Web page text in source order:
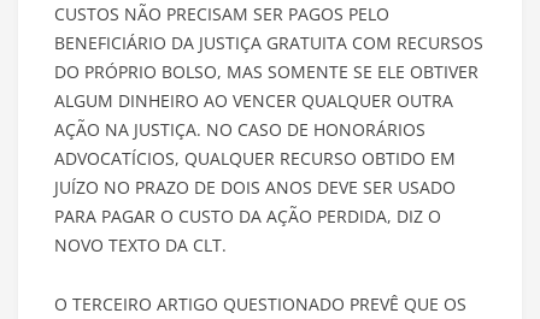
CUSTOS NÃO PRECISAM SER PAGOS PELO
BENEFICIÁRIO DA JUSTIÇA GRATUITA COM RECURSOS
DO PRÓPRIO BOLSO, MAS SOMENTE SE ELE OBTIVER
ALGUM DINHEIRO AO VENCER QUALQUER OUTRA
AÇÃO NA JUSTIÇA. NO CASO DE HONORÁRIOS
ADVOCATÍCIOS, QUALQUER RECURSO OBTIDO EM
JUÍZO NO PRAZO DE DOIS ANOS DEVE SER USADO
PARA PAGAR O CUSTO DA AÇÃO PERDIDA, DIZ O
NOVO TEXTO DA CLT.
O TERCEIRO ARTIGO QUESTIONADO PREVÊ QUE OS